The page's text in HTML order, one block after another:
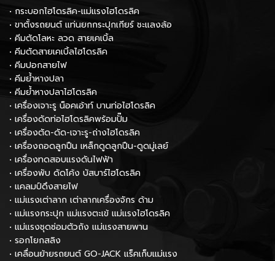
• กระบอกไฮโดรลิค-แม่แรงไฮโดรลิค
• ขาตั้งรถยนต์ แท่นยกกระปุกเกียร์ ชะแลงล้อ
• คีมตัดโลหะ ลวด สายเคเบิ้ล
• คีมตัดสายเคเบิ้ลไฮโดรลิค
• คีมปอกสายไฟ
• คีมย้ำหางปลา
• คีมย้ำหางปลาไฮโดรลิค
• เครื่องเจาะรู น็อคเอ้าท์ บานท่อไฮโดรลิค
• เครื่องดัดท่อไฮโดรลิคพร้อมปั๊ม
• เครื่องตัด-ดัด-เจาะรู-ถ่างไฮโดรลิค
• เครื่องถอดลูกปืน เหล็กดูดลูกปืน-ดูดมู่เลย์
• เครื่องทดสอบแรงดันไฟฟ้า
• เครื่องพับ ดัดโค้ง บัสบาร์ไฮโดรลิค
• แคลมป์ดึงสายไฟ
• แม่แรงเต่าลาก เต่าลากเครื่องจักร ด้าม
• แม่แรงกระปุก แม่แรงตะเข้ แม่แรงไฮโดรลิค
• แม่แรงชุดซ่อมตัวถัง แม่แรงสายพาน
• รอกโยกสลิง
• เคลื่อนย้ายรถยนต์ GO-JACK แร็คเก็บแม่แรง